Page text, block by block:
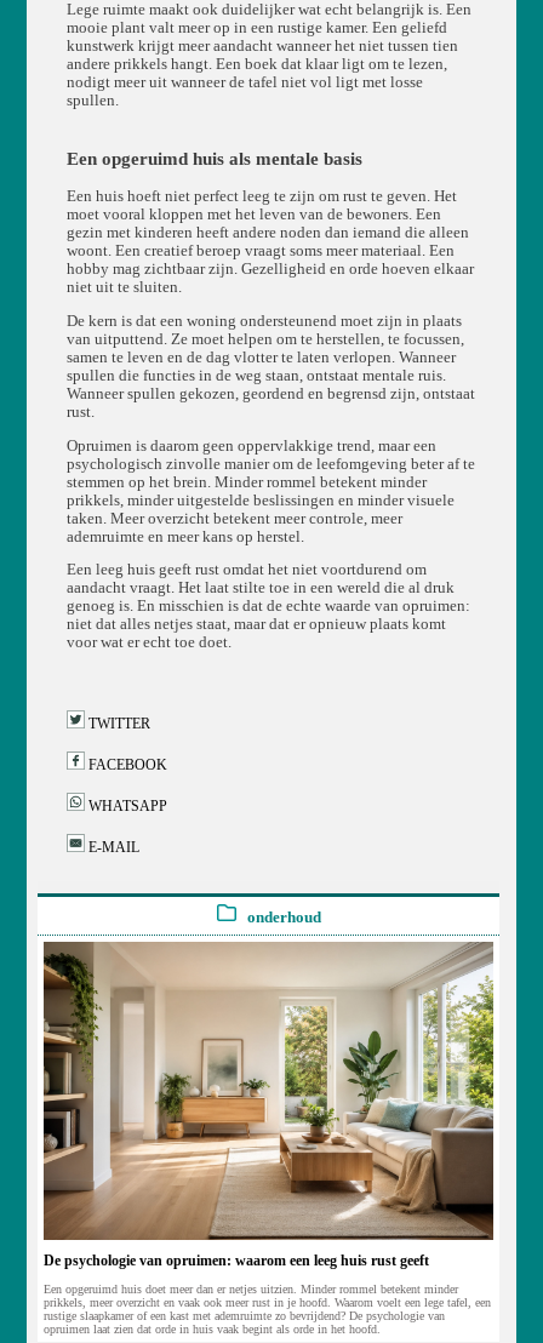
Lege ruimte maakt ook duidelijker wat echt belangrijk is. Een
mooie plant valt meer op in een rustige kamer. Een geliefd
kunstwerk krijgt meer aandacht wanneer het niet tussen tien
andere prikkels hangt. Een boek dat klaar ligt om te lezen,
nodigt meer uit wanneer de tafel niet vol ligt met losse
spullen.
Een opgeruimd huis als mentale basis
Een huis hoeft niet perfect leeg te zijn om rust te geven. Het
moet vooral kloppen met het leven van de bewoners. Een
gezin met kinderen heeft andere noden dan iemand die alleen
woont. Een creatief beroep vraagt soms meer materiaal. Een
hobby mag zichtbaar zijn. Gezelligheid en orde hoeven elkaar
niet uit te sluiten.
De kern is dat een woning ondersteunend moet zijn in plaats
van uitputtend. Ze moet helpen om te herstellen, te focussen,
samen te leven en de dag vlotter te laten verlopen. Wanneer
spullen die functies in de weg staan, ontstaat mentale ruis.
Wanneer spullen gekozen, geordend en begrensd zijn, ontstaat
rust.
Opruimen is daarom geen oppervlakkige trend, maar een
psychologisch zinvolle manier om de leefomgeving beter af te
stemmen op het brein. Minder rommel betekent minder
prikkels, minder uitgestelde beslissingen en minder visuele
taken. Meer overzicht betekent meer controle, meer
ademruimte en meer kans op herstel.
Een leeg huis geeft rust omdat het niet voortdurend om
aandacht vraagt. Het laat stilte toe in een wereld die al druk
genoeg is. En misschien is dat de echte waarde van opruimen:
niet dat alles netjes staat, maar dat er opnieuw plaats komt
voor wat er echt toe doet.
TWITTER
FACEBOOK
WHATSAPP
E-MAIL
onderhoud
De psychologie van opruimen: waarom een leeg huis rust geeft
Een opgeruimd huis doet meer dan er netjes uitzien. Minder rommel betekent minder
prikkels, meer overzicht en vaak ook meer rust in je hoofd. Waarom voelt een lege tafel, een
rustige slaapkamer of een kast met ademruimte zo bevrijdend? De psychologie van
opruimen laat zien dat orde in huis vaak begint als orde in het hoofd.